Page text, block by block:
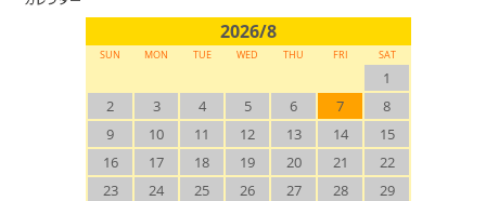
2026/8
SUN MON TUE WED THU FRI SAT
1
2
3 4 5 6 7
8
9
10 11 12 13 14
15
16
17 18 19 20 21
22
23
24 25 26 27 28
29